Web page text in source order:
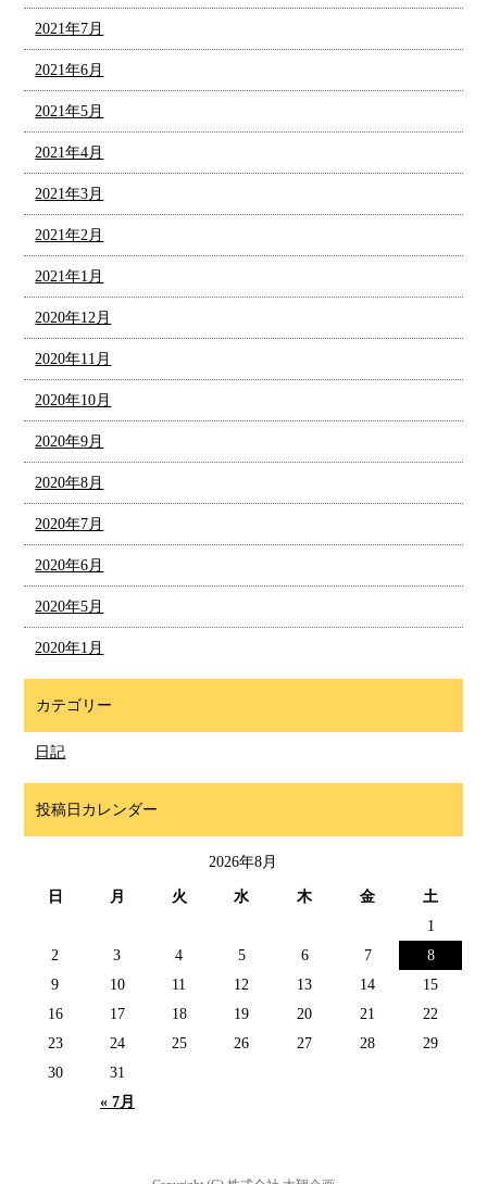
2021年7月
2021年6月
2021年5月
2021年4月
2021年3月
2021年2月
2021年1月
2020年12月
2020年11月
2020年10月
2020年9月
2020年8月
2020年7月
2020年6月
2020年5月
2020年1月
カテゴリー
日記
投稿日カレンダー
2026年8月
日 月 火 水 木 金 土
« 7月
1
2
3 4 5 6 7
8
9
10 11 12 13 14
15
16
17 18 19 20 21
22
23
24 25 26 27 28
29
30
31